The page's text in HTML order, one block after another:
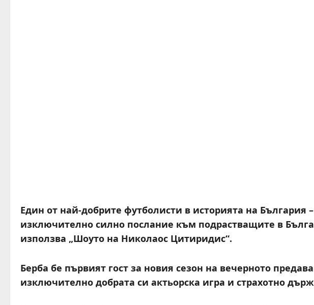
Един от най-добрите футболисти в историята на България
изключително силно послание към подрастващите в
използва „Шоуто на Николаос Цитиридис“.
Берба бе първият гост за новия сезон на вечерното
изключително добрата си актьорска игра и страхотно